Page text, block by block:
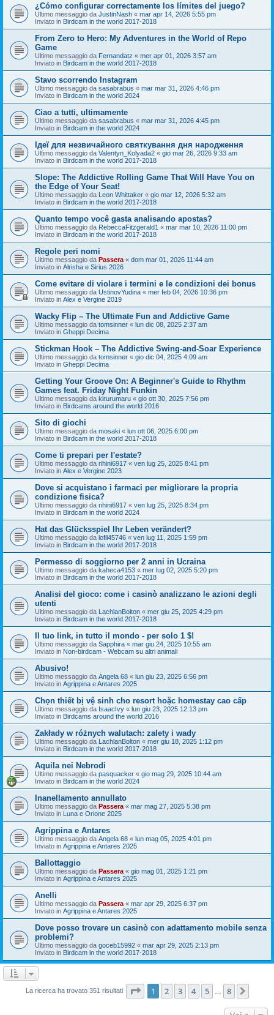
¿Cómo configurar correctamente los límites del juego?
Ultimo messaggio da JustinNash « mar apr 14, 2026 5:55 pm
Inviato in Birdcam in the world 2017-2018
From Zero to Hero: My Adventures in the World of Repo
Game
Ultimo messaggio da Fernandatz « mer apr 01, 2026 3:57 am
Inviato in Birdcam in the world 2017-2018
Stavo scorrendo Instagram
Ultimo messaggio da sasabrabus « mar mar 31, 2026 4:46 pm
Inviato in Birdcam in the world 2024
Ciao a tutti, ultimamente
Ultimo messaggio da sasabrabus « mar mar 31, 2026 4:45 pm
Inviato in Birdcam in the world 2024
Ідеї для незвичайного святкування дня народження
Ultimo messaggio da Valentyn_Kolyada2 « gio mar 26, 2026 9:33 am
Inviato in Birdcam in the world 2017-2018
Slope: The Addictive Rolling Game That Will Have You on
the Edge of Your Seat!
Ultimo messaggio da Leon Whittaker « gio mar 12, 2026 5:32 am
Inviato in Birdcam in the world 2017-2018
Quanto tempo você gasta analisando apostas?
Ultimo messaggio da RebeccaFitzgerald1 « mar mar 10, 2026 11:00 pm
Inviato in Birdcam in the world 2017-2018
Regole peri nomi
Ultimo messaggio da Passera « dom mar 01, 2026 11:44 am
Inviato in Alrisha e Sirius 2026
Come evitare di violare i termini e le condizioni dei bonus
Ultimo messaggio da UstinovYudina « mer feb 04, 2026 10:36 pm
Inviato in Alex e Vergine 2019
Wacky Flip – The Ultimate Fun and Addictive Game
Ultimo messaggio da tomsinner « lun dic 08, 2025 2:37 am
Inviato in Gheppi Decima
Stickman Hook – The Addictive Swing-and-Soar Experience
Ultimo messaggio da tomsinner « gio dic 04, 2025 4:09 am
Inviato in Gheppi Decima
Getting Your Groove On: A Beginner's Guide to Rhythm
Games feat. Friday Night Funkin
Ultimo messaggio da kirurumaru « gio ott 30, 2025 7:56 pm
Inviato in Birdcams around the world 2016
Sito di giochi
Ultimo messaggio da mosaki « lun ott 06, 2025 6:00 pm
Inviato in Birdcam in the world 2017-2018
Come ti prepari per l'estate?
Ultimo messaggio da rihini6917 « ven lug 25, 2025 8:41 pm
Inviato in Alex e Vergine 2023
Dove si acquistano i farmaci per migliorare la propria
condizione fisica?
Ultimo messaggio da rihini6917 « ven lug 25, 2025 8:34 pm
Inviato in Birdcam in the world 2024
Hat das Glücksspiel Ihr Leben verändert?
Ultimo messaggio da lofil45746 « ven lug 11, 2025 1:59 pm
Inviato in Birdcam in the world 2017-2018
Permesso di soggiorno per 2 anni in Ucraina
Ultimo messaggio da kaheca4153 « mer lug 02, 2025 5:20 pm
Inviato in Birdcam in the world 2017-2018
Analisi del gioco: come i casinò analizzano le azioni degli
utenti
Ultimo messaggio da LachlanBolton « mer giu 25, 2025 4:29 pm
Inviato in Birdcam in the world 2017-2018
Il tuo link, in tutto il mondo - per solo 1 $!
Ultimo messaggio da Sapphira « mar giu 24, 2025 10:55 am
Inviato in Non-birdcam - Webcam su altri animali
Abusivo!
Ultimo messaggio da Angela 68 « lun giu 23, 2025 6:56 pm
Inviato in Agrippina e Antares 2025
Chọn thiết bị vệ sinh cho resort hoặc homestay cao cấp
Ultimo messaggio da IsaacIvy « lun giu 23, 2025 12:13 pm
Inviato in Birdcams around the world 2016
Zakłady w różnych walutach: zalety i wady
Ultimo messaggio da LachlanBolton « mer giu 18, 2025 1:12 pm
Inviato in Birdcam in the world 2017-2018
Aquila nei Nebrodi
Ultimo messaggio da pasquacker « gio mag 29, 2025 10:44 am
Inviato in Birdcam in the world 2024
Inanellamento annullato
Ultimo messaggio da Passera « mar mag 27, 2025 5:38 pm
Inviato in Luna e Orione 2025
Agrippina e Antares
Ultimo messaggio da Angela 68 « lun mag 05, 2025 4:01 pm
Inviato in Agrippina e Antares 2025
Ballottaggio
Ultimo messaggio da Passera « gio mag 01, 2025 1:21 pm
Inviato in Agrippina e Antares 2025
Anelli
Ultimo messaggio da Passera « mar apr 29, 2025 6:37 pm
Inviato in Agrippina e Antares 2025
Dove posso trovare un casinò con adattamento mobile senza
problemi?
Ultimo messaggio da goceb15992 « mar apr 29, 2025 2:13 pm
Inviato in Birdcam in the world 2017-2018
La ricerca ha trovato 351 risultati Pagina di
1 2 3 4 5 8